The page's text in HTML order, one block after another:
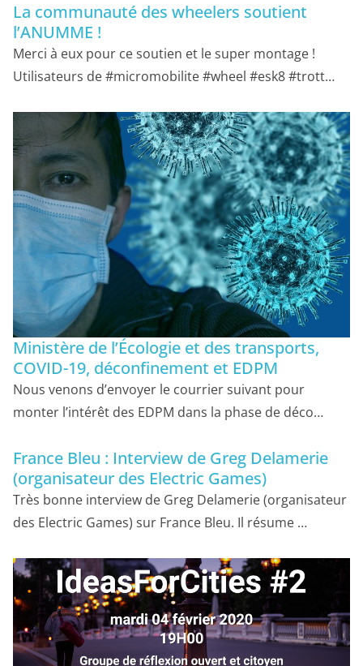
La communauté des wheelers soutient
l’ANUMME !
Merci à eux pour ce soutien et le super montage !
Utilisateurs de #micromobilite #wheel #esk8 #trott…
Ministère de l’Écologie et des transports,
COVID-19, déconfinement et EDPM
Nous venons d’envoyer le courrier suivant pour
monter l’intérêt des EDPM dans la phase de déco…
France Bleu : Interview de Greg Delamerie
(organisateur des Electric Games)
Très bonne interview de Greg Delamerie (organisateur
des Electric Games) sur France Bleu. Il résume …